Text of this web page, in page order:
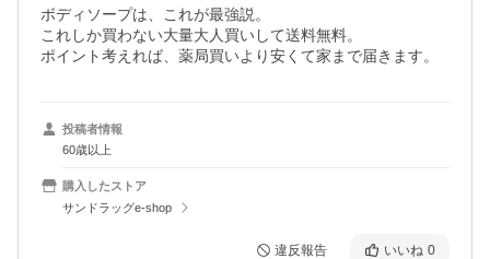
ボディソープは、これが最強説。
これしか買わない大量大人買いして送料無料。
ポイント考えれば、薬局買いより安くて家まで届きます。
投稿者情報
60歳以上
購入したストア
サンドラッグe-shop
違反報告 いいね 0